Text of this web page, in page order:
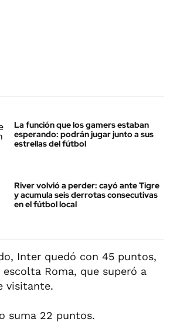
La función que los gamers estaban
esperando: podrán jugar junto a sus
estrellas del fútbol
River volvió a perder: cayó ante Tigre
y acumula seis derrotas consecutivas
en el fútbol local
Inter quedó con 45 puntos,
Roma, que superó a
visitante.
suma 22 puntos.